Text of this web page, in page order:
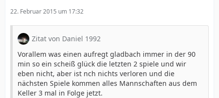
22. Februar 2015 um 17:32
Zitat von Daniel 1992
Vorallem was einen aufregt gladbach immer in der 90
min so ein scheiß glück die letzten 2 spiele und wir
eben nicht, aber ist nch nichts verloren und die
nächsten Spiele kommen alles Mannschaften aus dem
Keller 3 mal in Folge jetzt.